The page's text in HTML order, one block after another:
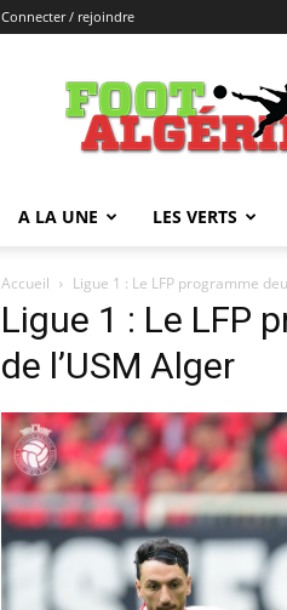
Connecter / rejoindre
A LA UNE LES VERTS
Accueil Ligue 1 : Le LFP programme
Ligue 1 : Le LFP
de l’USM Alger